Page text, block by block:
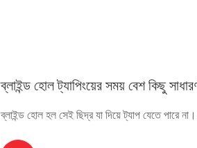
ব্লাইন্ড হোল ট্যাপিংয়ের সময় বেশ কিছু
ব্লাইন্ড হোল হল সেই ছিদ্র যা দিয়ে ট্যাপ যেতে পারে